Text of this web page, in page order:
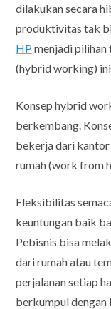
dilakukan secara
produktivitas tak
HPmenjadi pilihan
(hybrid working)
Konsep hybrid
berkembang.
bekerja dari
rumah (work from
Fleksibilitas
keuntungan baik
Pebisnis bisa
dari rumah atau
perjalanan setiap
berkumpul dengan